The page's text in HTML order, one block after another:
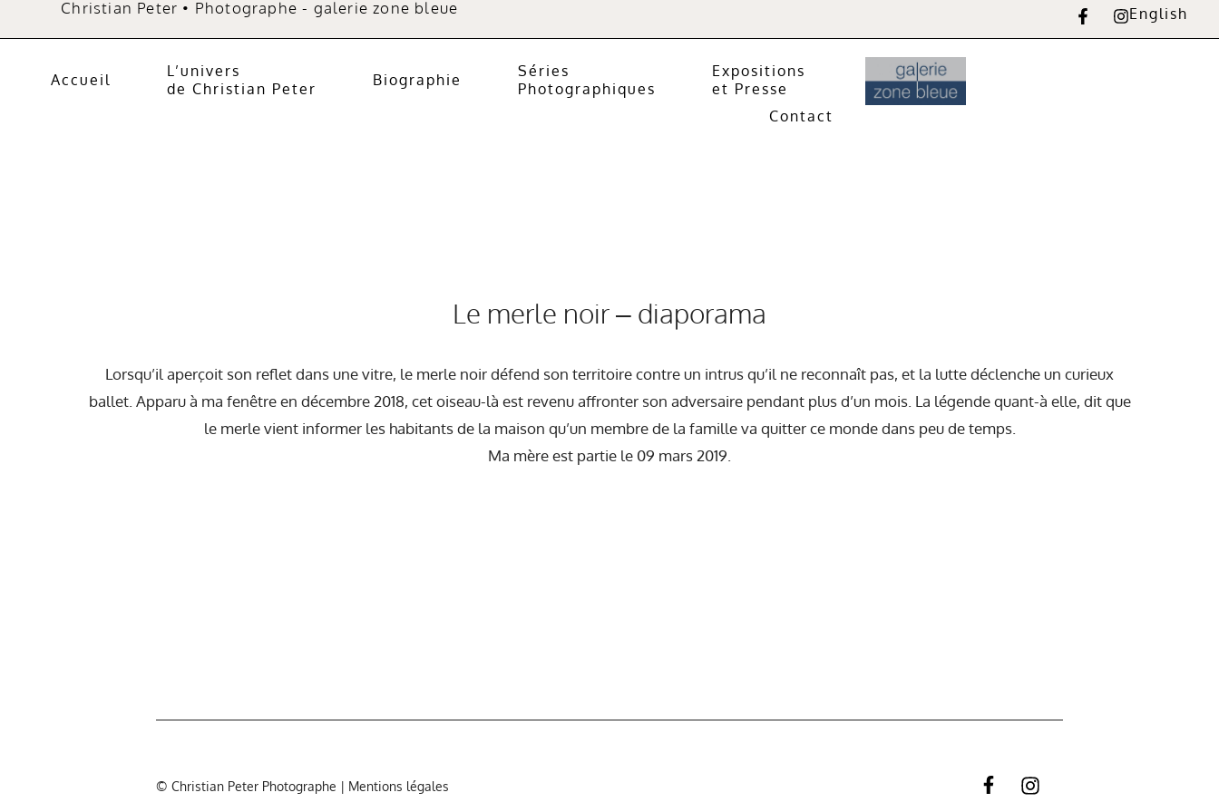
Christian Peter • Photographe - galerie zone bleue English
Accueil
L’univers
de Christian Peter
Biographie
Séries
Photographiques
Expositions
et Presse
Contact
Le merle noir – diaporama
Lorsqu’il aperçoit son reflet dans une vitre, le merle noir défend son territoire contre un intrus qu’il ne reconnaît pas, et la lutte déclenche un curieux
ballet. Apparu à ma fenêtre en décembre 2018, cet oiseau-là est revenu affronter son adversaire pendant plus d’un mois. La légende quant-à elle, dit que
le merle vient informer les habitants de la maison qu’un membre de la famille va quitter ce monde dans peu de temps.
Ma mère est partie le 09 mars 2019.
© Christian Peter Photographe | Mentions légales